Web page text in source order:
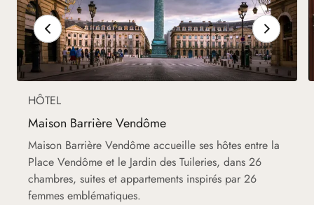
HÔTEL
Maison Barrière Vendôme
Maison Barrière Vendôme accueille ses hôtes entre la
Place Vendôme et le Jardin des Tuileries, dans 26
chambres, suites et appartements inspirés par 26
femmes emblématiques.